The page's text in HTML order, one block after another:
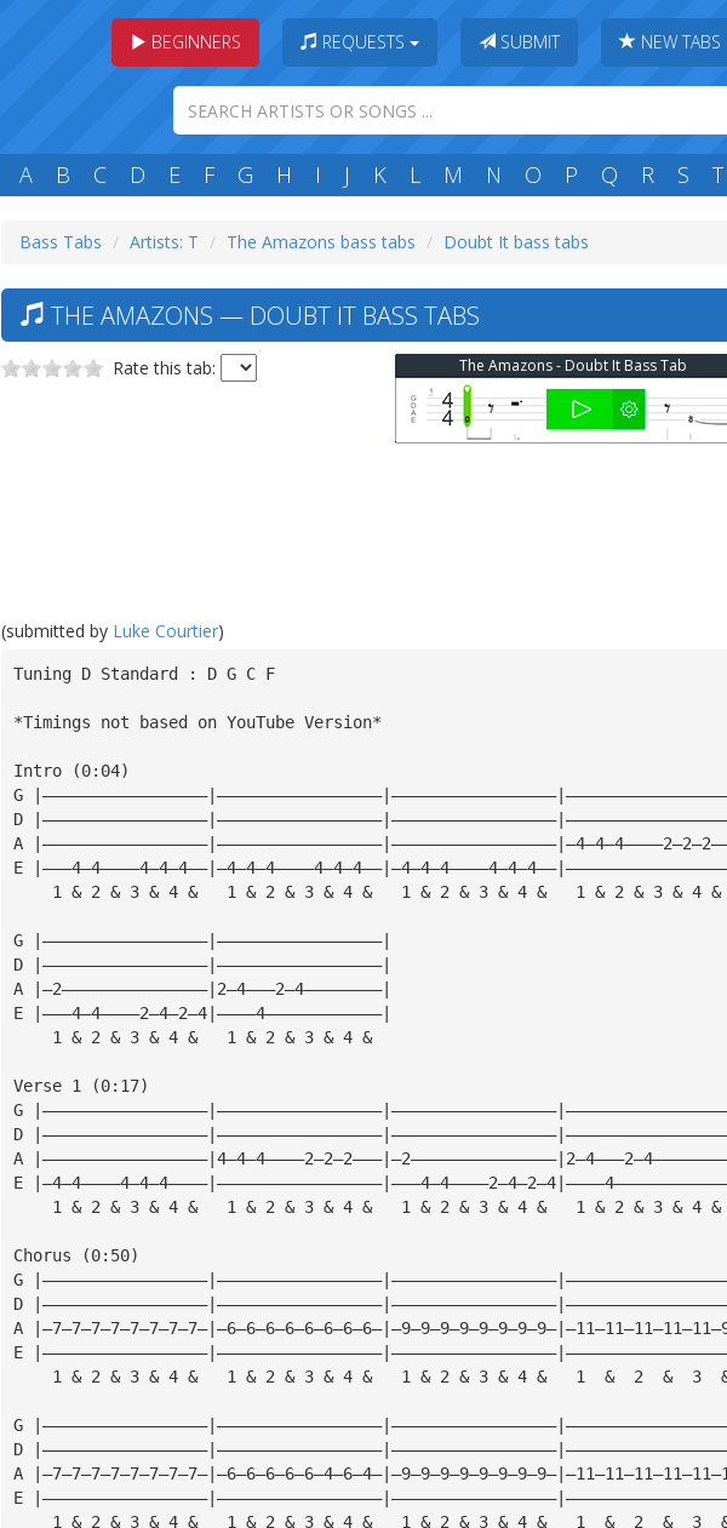
BEGINNERS REQUESTS SUBMIT NEW TABS
A B C D E F G H I J K L M N O P Q R S T
Bass Tabs Artists: T The Amazons bass tabs Doubt It bass tabs
THE AMAZONS — DOUBT IT BASS TABS
Rate this tab: The Amazons - Doubt It Bass Tab
(submitted by Luke Courtier)
Tuning D Standard : D G C F
*Timings not based on YouTube Version*
Intro (0:04)
G
D
A
E
    1 & 2 & 3 & 4 &   1 & 2 & 3 & 4 &   1 & 2 & 3 & 4 &   1 & 2 & 3 & 4 &
G |—————————————————|—————————————————|
D |—————————————————|—————————————————|
A |—2———————————————|2—4———2—4————————|
E |———4—4————2—4—2—4|————4————————————|
    1 & 2 & 3 & 4 &   1 & 2 & 3 & 4 &
Verse 1 (0:17)
G
D
A
E
    1 & 2 & 3 & 4 &   1 & 2 & 3 & 4 &   1 & 2 & 3 & 4 &   1 & 2 & 3 & 4 &
Chorus (0:50)
G
D
A
E
1 & 2 & 3 & 4 &   1 & 2 & 3 & 4 &   1 & 2 & 3 & 4 &   1  &  2  &  3
G
D
A
E
1 & 2 & 3 & 4 &   1 & 2 & 3 & 4 &   1 & 2 & 3 & 4 &   1  &  2  &  3